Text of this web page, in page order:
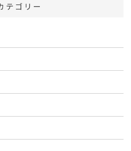
テゴリー